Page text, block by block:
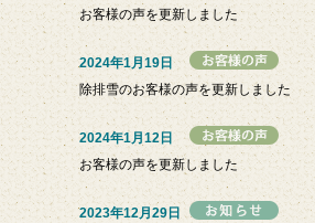
お客様の声を更新しました
2024年1月19日
除排雪のお客様の声を更新しました
2024年1月12日
お客様の声を更新しました
2023年12月29日